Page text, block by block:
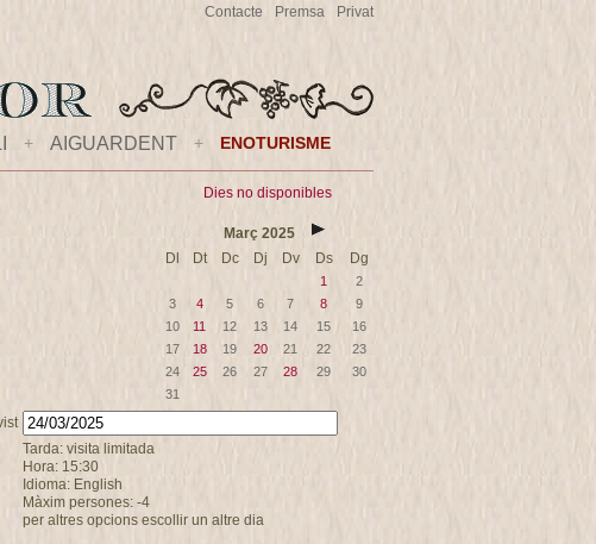
Privat
Premsa
Contacte
+ AIGUARDENT + ENOTURISME
Dies no disponibles
Març 2025
Dl
Dt Dc Dj Dv Ds Dg
1
2
3
4 5 6 7 8
9
10
11 12 13 14 15
16
17
18 19 20 21 22
23
24
25 26 27 28 29
30
31
Tarda: visita limitada
Hora: 15:30
Idioma: English
Màxim persones: -4
per altres opcions escollir un altre dia